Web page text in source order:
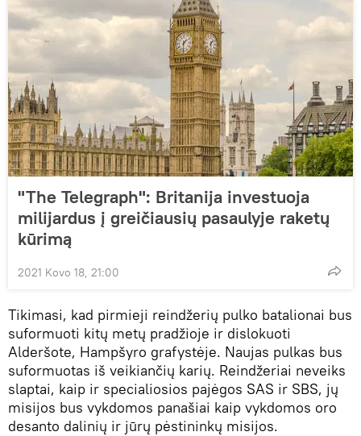
"The Telegraph": Britanija investuoja
milijardus į greičiausių pasaulyje raketų
kūrimą
2021 Kovo 18, 21:00
Tikimasi, kad pirmieji reindžerių pulko batalionai bus
suformuoti kitų metų pradžioje ir dislokuoti
Alderšote, Hampšyro grafystėje. Naujas pulkas bus
suformuotas iš veikiančių karių. Reindžeriai neveiks
slaptai, kaip ir specialiosios pajėgos SAS ir SBS, jų
misijos bus vykdomos panašiai kaip vykdomos oro
desanto dalinių ir jūrų pėstininkų misijos.